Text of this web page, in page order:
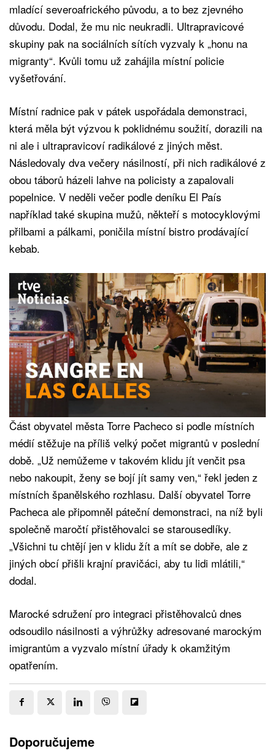
mladící severoafrického původu, a to bez zjevného
důvodu. Dodal, že mu nic neukradli. Ultrapravicové
skupiny pak na sociálních sítích vyzvaly k „honu na
migranty“. Kvůli tomu už zahájila místní policie
vyšetřování.
Místní radnice pak v pátek uspořádala demonstraci,
která měla být výzvou k poklidnému soužití, dorazili na
ni ale i ultrapravicoví radikálové z jiných měst.
Následovaly dva večery násilností, při nich radikálové z
obou táborů házeli lahve na policisty a zapalovali
popelnice. V neděli večer podle deníku El País
například také skupina mužů, někteří s motocyklovými
přilbami a pálkami, poničila místní bistro prodávající
kebab.
Část obyvatel města Torre Pacheco si podle místních
médií stěžuje na příliš velký počet migrantů v poslední
době. „Už nemůžeme v takovém klidu jít venčit psa
nebo nakoupit, ženy se bojí jít samy ven,“ řekl jeden z
místních španělského rozhlasu. Další obyvatel Torre
Pacheca ale připomněl páteční demonstraci, na níž byli
společně maročtí přistěhovalci se starousedlíky.
„Všichni tu chtějí jen v klidu žít a mít se dobře, ale z
jiných obcí přišli krajní pravičáci, aby tu lidi mlátili,“
dodal.
Marocké sdružení pro integraci přistěhovalců dnes
odsoudilo násilnosti a výhrůžky adresované marockým
imigrantům a vyzvalo místní úřady k okamžitým
opatřením.
Doporučujeme